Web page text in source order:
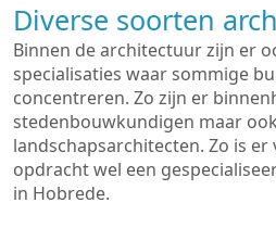
Diverse soorten
Binnen de architectuur zijn er
specialisaties waar sommige
concentreren. Zo zijn er
stedenbouwkundigen maar
landschapsarchitecten. Zo is
opdracht wel een
in Hobrede.